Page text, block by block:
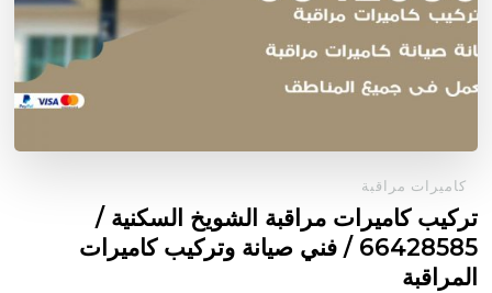
كاميرات مراقبة
تركيب كاميرات مراقبة الشويخ السكنية /
66428585 / فني صيانة وتركيب كاميرات
المراقبة